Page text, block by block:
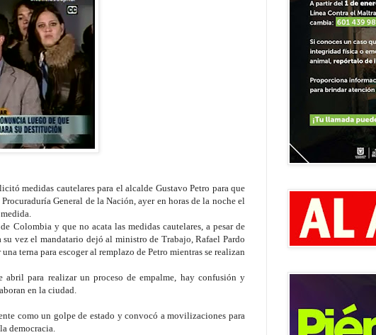
medidas cautelares para el alcalde Gustavo Petro para que
General de la Nación, ayer en horas de la noche el
Colombia y que no acata las medidas cautelares, a pesar de
vez el mandatario dejó al ministro de Trabajo, Rafael Pardo
terna para escoger al remplazo de Petro mientras se realizan
abril para realizar un proceso de empalme, hay confusión y
en la ciudad.
como un golpe de estado y convocó a movilizaciones para
democracia.